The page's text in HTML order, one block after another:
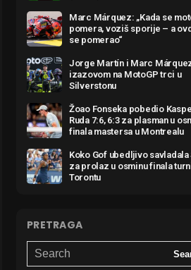
Marc Márquez: „Kada se
pomera, voziš sporije – a
se pomerao“
Jorge Martín i Marc
izazovom na MotoGP trci u
Silverstonu
Žoao Fonseka pobedio
Ruda 7:6, 6:3 za plasman u
finala mastersa u Montrealu
Koko Gof ubedljivo savladala
za prolaz u osminu finala
Torontu
PRETRAGA